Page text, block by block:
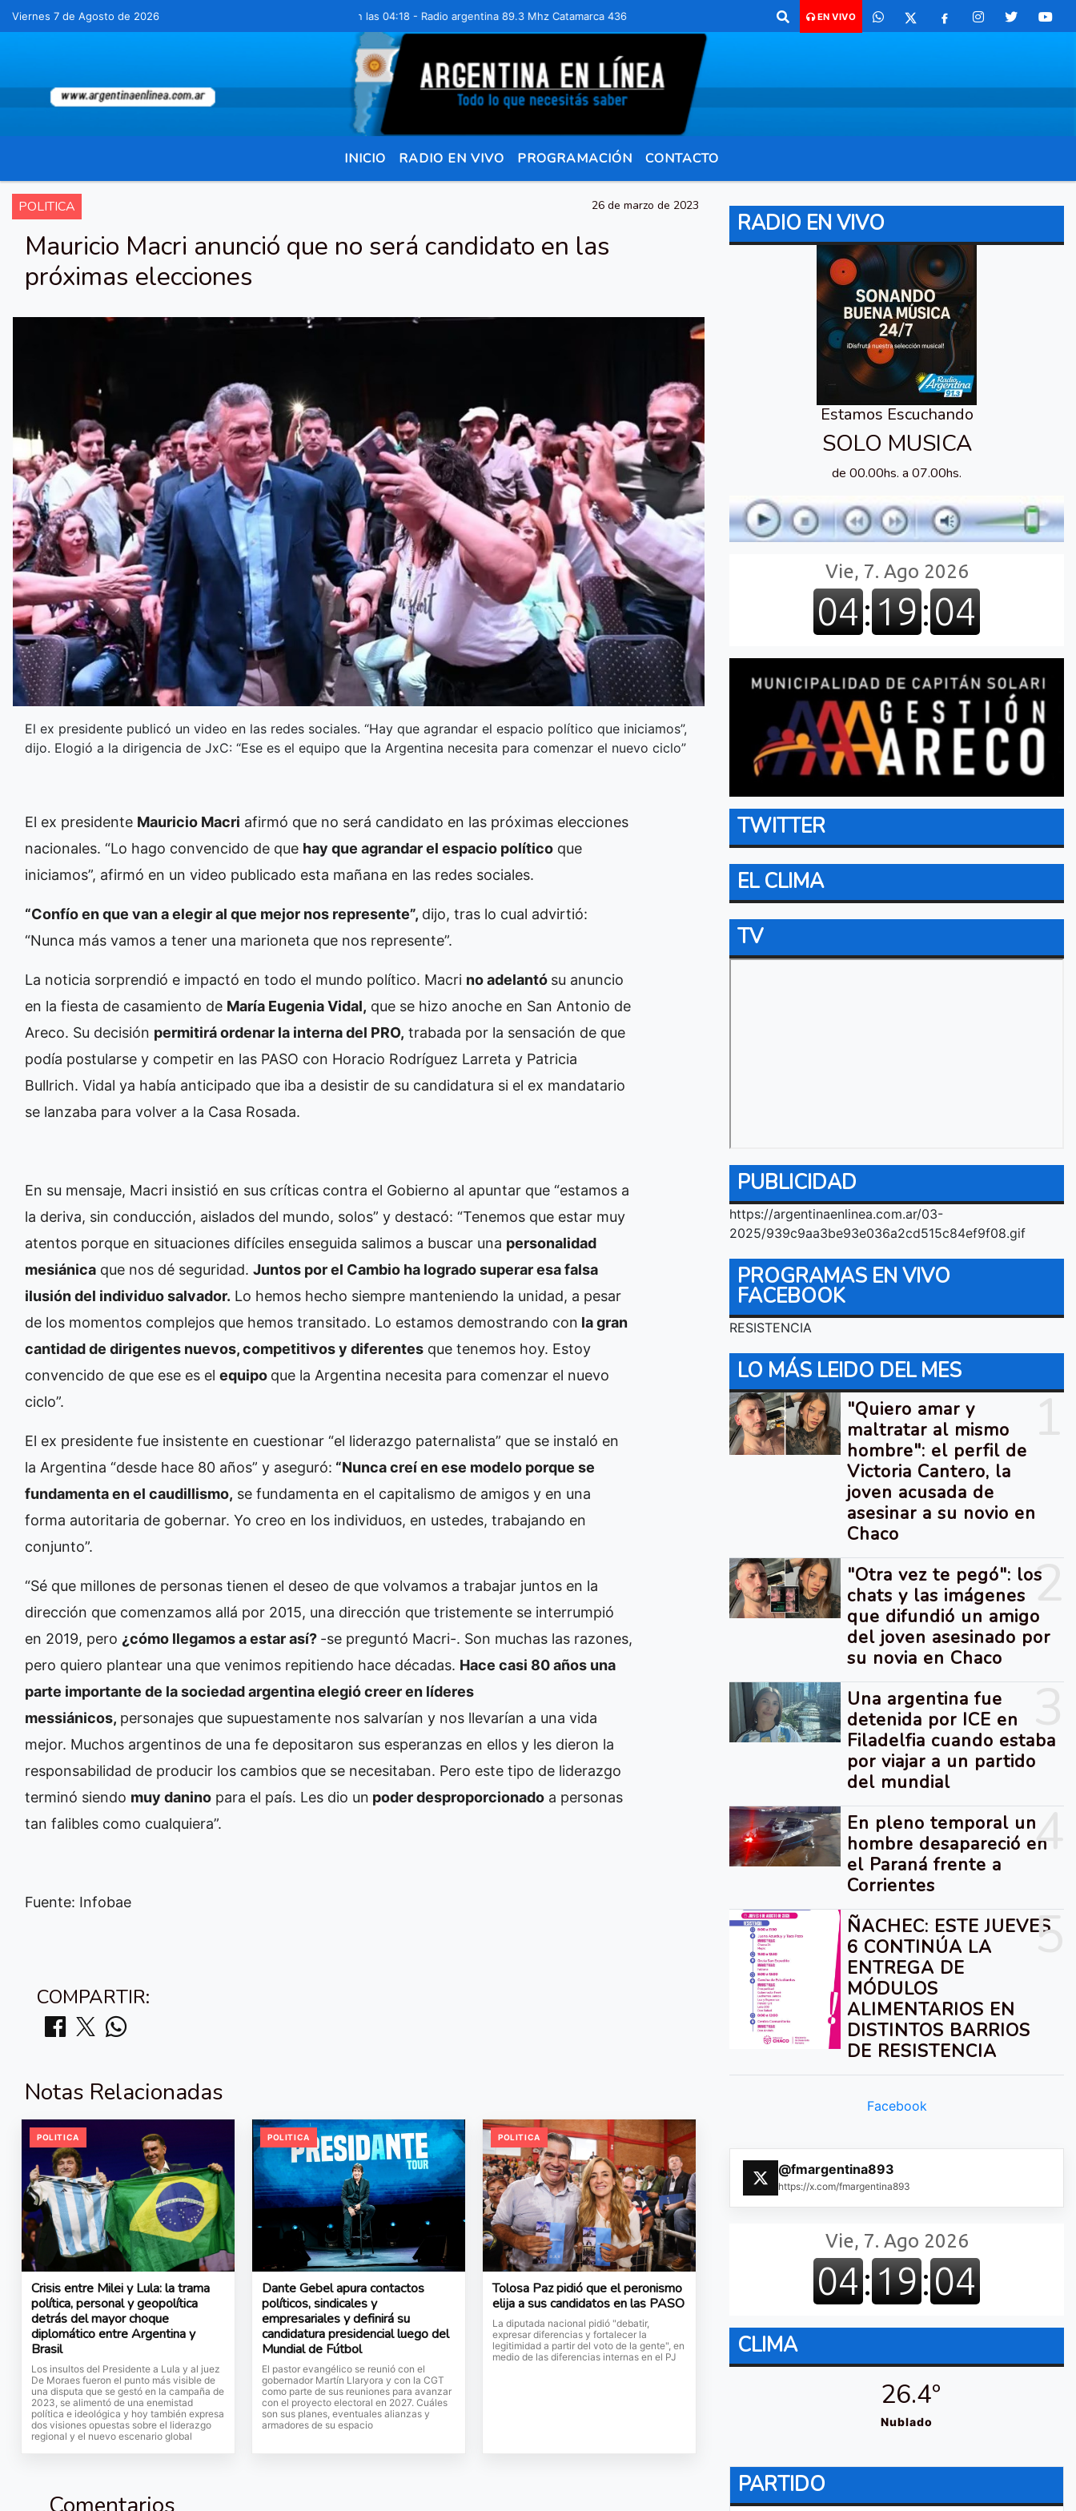
Viernes 7 de Agosto de 2026Hoy es Viernes 7 de Agosto de 2026 y son las 04:18 - Radio argentina 89.3 Mhz Catamarca 436 Resistencia Chaco para comunicarte 362 4879579 Radio argentina 89.3 Mhz Catamarca 436
EN VIVO
INICIO RADIO EN VIVO PROGRAMACIÓN CONTACTO
POLITICA 26 de marzo de 2023
Mauricio Macri anunció que no será candidato en las
próximas elecciones
El ex presidente publicó un video en las redes sociales. “Hay que agrandar el espacio político que iniciamos”,
dijo. Elogió a la dirigencia de JxC: “Ese es el equipo que la Argentina necesita para comenzar el nuevo ciclo”
El ex presidente Mauricio Macri afirmó que no será candidato en las próximas elecciones
nacionales. “Lo hago convencido de que hay que agrandar el espacio político que
iniciamos”, afirmó en un video publicado esta mañana en las redes sociales.
“Confío en que van a elegir al que mejor nos represente”, dijo, tras lo cual advirtió:
“Nunca más vamos a tener una marioneta que nos represente”.
La noticia sorprendió e impactó en todo el mundo político. Macri no adelantó su anuncio
en la fiesta de casamiento de María Eugenia Vidal, que se hizo anoche en San Antonio de
Areco. Su decisión permitirá ordenar la interna del PRO, trabada por la sensación de que
podía postularse y competir en las PASO con Horacio Rodríguez Larreta y Patricia
Bullrich. Vidal ya había anticipado que iba a desistir de su candidatura si el ex mandatario
se lanzaba para volver a la Casa Rosada.
En su mensaje, Macri insistió en sus críticas contra el Gobierno al apuntar que “estamos a
la deriva, sin conducción, aislados del mundo, solos” y destacó: “Tenemos que estar muy
atentos porque en situaciones difíciles enseguida salimos a buscar una personalidad
mesiánica que nos dé seguridad. Juntos por el Cambio ha logrado superar esa falsa
ilusión del individuo salvador. Lo hemos hecho siempre manteniendo la unidad, a pesar
de los momentos complejos que hemos transitado. Lo estamos demostrando con la gran
cantidad de dirigentes nuevos, competitivos y diferentes que tenemos hoy. Estoy
convencido de que ese es el equipo que la Argentina necesita para comenzar el nuevo
ciclo”.
El ex presidente fue insistente en cuestionar “el liderazgo paternalista” que se instaló en
la Argentina “desde hace 80 años” y aseguró: “Nunca creí en ese modelo porque se
fundamenta en el caudillismo, se fundamenta en el capitalismo de amigos y en una
forma autoritaria de gobernar. Yo creo en los individuos, en ustedes, trabajando en
conjunto”.
“Sé que millones de personas tienen el deseo de que volvamos a trabajar juntos en la
dirección que comenzamos allá por 2015, una dirección que tristemente se interrumpió
en 2019, pero ¿cómo llegamos a estar así? -se preguntó Macri-. Son muchas las razones,
pero quiero plantear una que venimos repitiendo hace décadas. Hace casi 80 años una
parte importante de la sociedad argentina elegió creer en líderes
messiánicos, personajes que supuestamente nos salvarían y nos llevarían a una vida
mejor. Muchos argentinos de una fe depositaron sus esperanzas en ellos y les dieron la
responsabilidad de producir los cambios que se necesitaban. Pero este tipo de liderazgo
terminó siendo muy danino para el país. Les dio un poder desproporcionado a personas
tan falibles como cualquiera”.
Fuente: Infobae
COMPARTIR:
Notas Relacionadas
POLITICA
Crisis entre Milei y Lula: la trama
política, personal y geopolítica
detrás del mayor choque
diplomático entre Argentina y
Brasil
Los insultos del Presidente a Lula y al juez
De Moraes fueron el punto más visible de
una disputa que se gestó en la campaña de
2023, se alimentó de una enemistad
política e ideológica y hoy también expresa
dos visiones opuestas sobre el liderazgo
regional y el nuevo escenario global
POLITICA
Dante Gebel apura contactos
políticos, sindicales y
empresariales y definirá su
candidatura presidencial luego del
Mundial de Fútbol
El pastor evangélico se reunió con el
gobernador Martín Llaryora y con la CGT
como parte de sus reuniones para avanzar
con el proyecto electoral en 2027. Cuáles
son sus planes, eventuales alianzas y
armadores de su espacio
POLITICA
Tolosa Paz pidió que el peronismo
elija a sus candidatos en las PASO
La diputada nacional pidió "debatir,
expresar diferencias y fortalecer la
legitimidad a partir del voto de la gente", en
medio de las diferencias internas en el PJ
RADIO EN VIVO
Estamos Escuchando
SOLO MUSICA
de 00.00hs. a 07.00hs.
TWITTER
EL CLIMA
TV
PUBLICIDAD
https://argentinaenlinea.com.ar/03-
2025/939c9aa3be93e036a2cd515c84ef9f08.gif
PROGRAMAS EN VIVO
FACEBOOK
RESISTENCIA
LO MÁS LEIDO DEL MES
"Quiero amar y
maltratar al mismo
hombre": el perfil de
Victoria Cantero, la
joven acusada de
asesinar a su novio en
Chaco
2
"Otra vez te pegó": los
chats y las imágenes
que difundió un amigo
del joven asesinado por
su novia en Chaco
Una argentina fue
detenida por ICE en
Filadelfia cuando estaba
por viajar a un partido
del mundial
4
En pleno temporal un
hombre desapareció en
el Paraná frente a
Corrientes
5
ÑACHEC: ESTE JUEVES
6 CONTINÚA LA
ENTREGA DE
MÓDULOS
ALIMENTARIOS EN
DISTINTOS BARRIOS
DE RESISTENCIA
Facebook
@fmargentina893
https://x.com/fmargentina893
CLIMA
26.4º
Nublado
PARTIDO